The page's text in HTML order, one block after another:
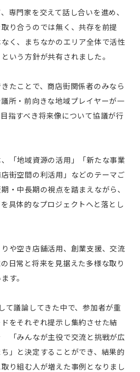
専門家を交えて話し合いを進め、
取り合うのでは無く、共存を前提
く、まちなかのエリア全体で活性
いう方針が共有されました。
たことで、商店街関係者のみなら
所・前向きな地域プレイヤーが一
指すべき将来像について協議が行
「地域資源の活用」「新たな事業
街空間の利活用」などのテーマご
・中長期の視点を踏まえながら、
具体的なプロジェクトへと落とし
や空き店舗活用、創業支援、交流
日常と将来を見据えた多様な取り
す。
て議論してきた中で、参加者が重
をそれぞれ提示し集約させた結
「みんなが主役で交流と挑戦が広
」と決定することができ、結果的
り組む人が増えた事例となりまし